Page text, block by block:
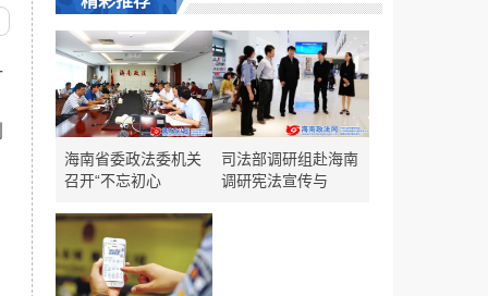
海南省委政法委机关
召开“不忘初心
司法部调研组赴海南
调研宪法宣传与